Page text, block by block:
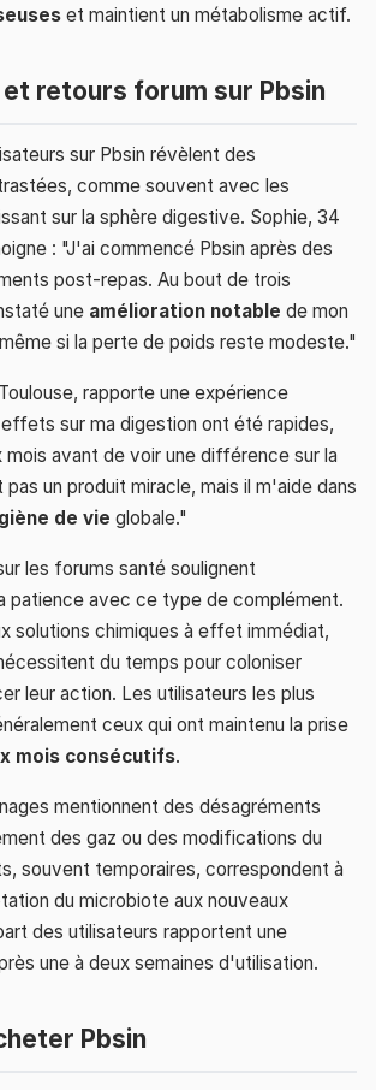
et maintient un métabolisme actif.
retours forum sur Pbsin
sur Pbsin révèlent des
comme souvent avec les
sur la sphère digestive. Sophie, 34
: "J'ai commencé Pbsin après des
post-repas. Au bout de trois
une amélioration notable de mon
si la perte de poids reste modeste."
rapporte une expérience
sur ma digestion ont été rapides,
mois avant de voir une différence sur la
un produit miracle, mais il m'aide dans
de vie globale."
les forums santé soulignent
patience avec ce type de complément.
solutions chimiques à effet immédiat,
du temps pour coloniser
leur action. Les utilisateurs les plus
ceux qui ont maintenu la prise
mois consécutifs.
mentionnent des désagréments
des gaz ou des modifications du
souvent temporaires, correspondent à
du microbiote aux nouveaux
des utilisateurs rapportent une
une à deux semaines d'utilisation.
Pbsin